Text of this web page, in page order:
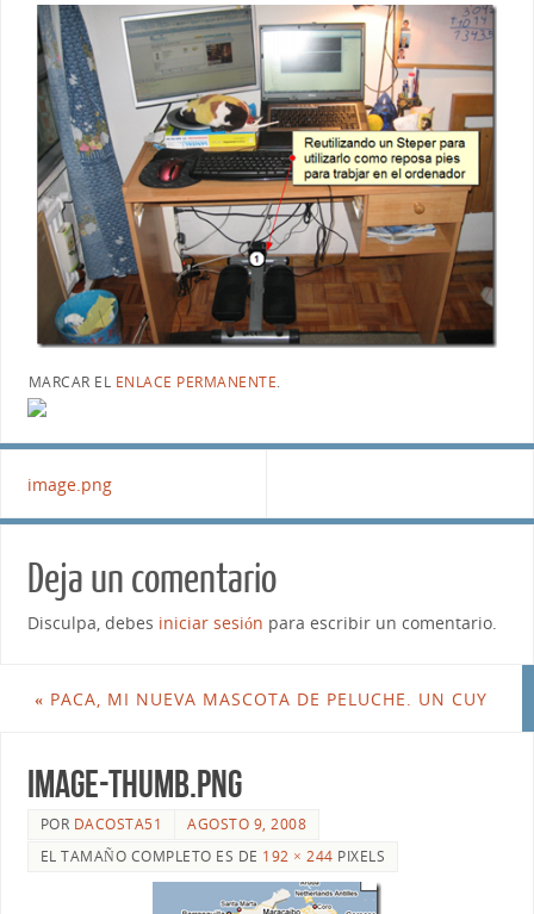
MARCAR EL ENLACE PERMANENTE.
image.png
Deja un comentario
Disculpa, debes iniciar sesión para escribir un comentario.
« PACA, MI NUEVA MASCOTA DE PELUCHE. UN CUY
image-thumb.png
POR DACOSTA51
AGOSTO 9, 2008
EL TAMAÑO COMPLETO ES DE 192 × 244 PIXELS